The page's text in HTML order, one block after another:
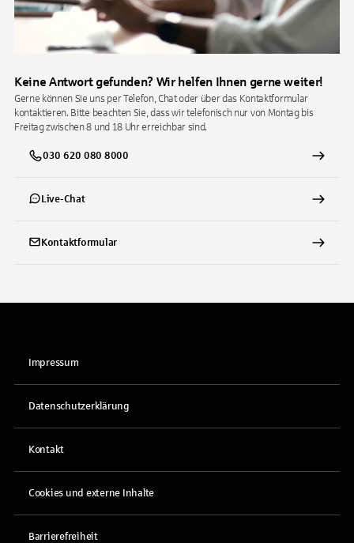
Keine Antwort gefunden? Wir helfen Ihnen gerne weiter!
Gerne können Sie uns per Telefon, Chat oder über das Kontaktformular
kontaktieren. Bitte beachten Sie, dass wir telefonisch nur von Montag bis
Freitag zwischen 8 und 18 Uhr erreichbar sind.
030 620 080 8000
Live-Chat
Kontaktformular
Impressum
Datenschutzerklärung
Kontakt
Cookies und externe Inhalte
Barrierefreiheit